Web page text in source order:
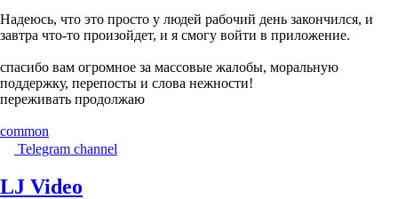
Надеюсь, что это просто у людей рабочий день закончился, и
завтра что-то произойдет, и я смогу войти в приложение.
спасибо вам огромное за массовые жалобы, моральную
поддержку, перепосты и слова нежности!
переживать продолжаю
common
Telegram channel
LJ Video